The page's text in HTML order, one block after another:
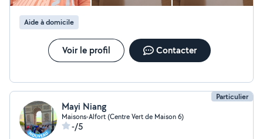
Aide à domicile
Voir le profil Contacter
Particulier
Mayi Niang
Maisons-Alfort (Centre Vert de Maison 6)
-/5